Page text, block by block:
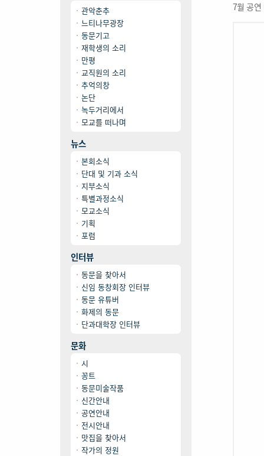
관악춘추
느티나무광장
동문기고
재학생의 소리
만평
교직원의 소리
추억의창
논단
녹두거리에서
모교를 떠나며
뉴스
본회소식
단대 및 기과 소식
지부소식
특별과정소식
모교소식
기획
포럼
인터뷰
동문을 찾아서
신임 동창회장 인터뷰
동문 유튜버
화제의 동문
단과대학장 인터뷰
문화
시
꽁트
동문미술작품
신간안내
공연안내
전시안내
맛집을 찾아서
작가의 정원
7월 공연